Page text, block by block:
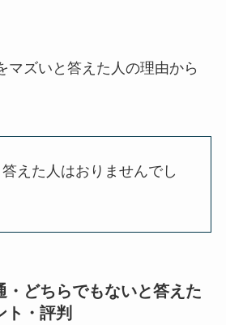
マズいと答えた人の理由から
えた人はおりませんでし
・どちらでもないと答えた
ト・評判